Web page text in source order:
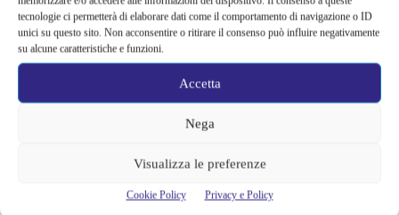
tecnologie ci permetterà di elaborare dati come il comportamento di navigazione o ID
unici su questo sito. Non acconsentire o ritirare il consenso può influire negativamente
su alcune caratteristiche e funzioni.
Accetta
Nega
Visualizza le preferenze
Cookie Policy Privacy e Policy
KIROBO MINI: IL ROBOT PIÙ